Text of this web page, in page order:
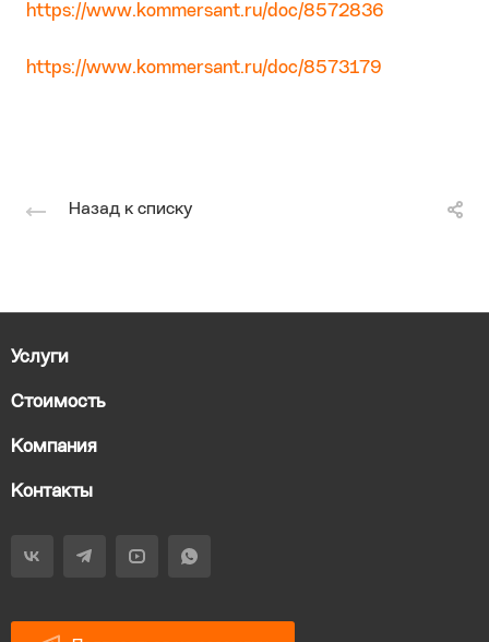
https://www.kommersant.ru/doc/8572836
https://www.kommersant.ru/doc/8573179
Назад к списку
Услуги
Стоимость
Компания
Контакты